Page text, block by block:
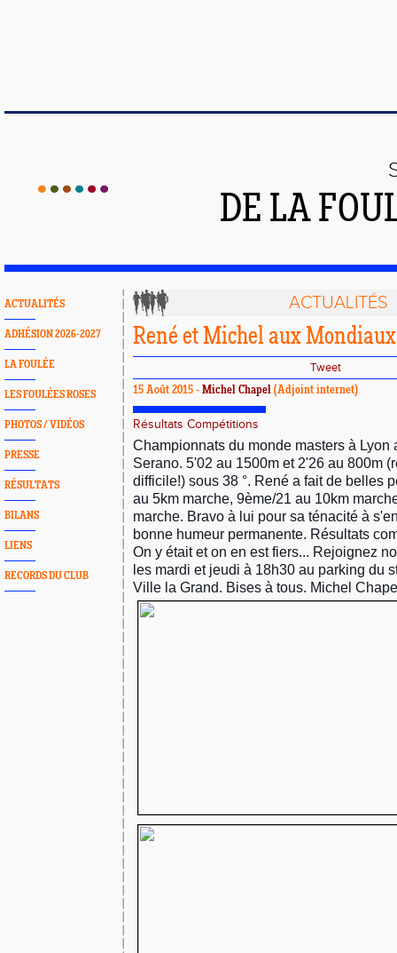
DE LA
ACTUALITÉS
ADHÉSION 2026-2027
LA FOULÉE
LES FOULÉES ROSES
PHOTOS / VIDÉOS
PRESSE
RÉSULTATS
BILANS
LIENS
RECORDS DU CLUB
ACTUALITÉS
René et Michel aux
Tweet
15 Août 2015 - Michel Chapel (Adjoint internet)
Résultats Compétitions
Championnats du monde masters à Lyon
Serano. 5'02 au 1500m et 2'26 au 800m
difficile!) sous 38 °. René a fait de belles
au 5km marche, 9ème/21 au 10km
marche. Bravo à lui pour sa ténacité à
bonne humeur permanente. Résultats
On y était et on en est fiers... Rejoignez
les mardi et jeudi à 18h30 au parking du
Ville la Grand. Bises à tous. Michel